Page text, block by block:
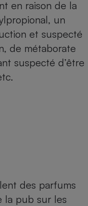
en raison de la
un
et suspecté
de métaborate
suspecté d’être
des parfums
la pub sur les